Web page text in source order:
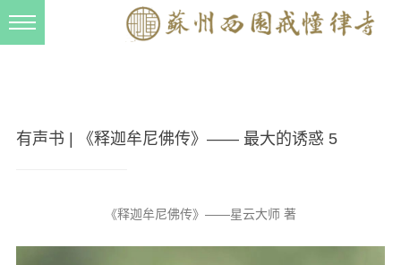
有声书 | 《释迦牟尼佛传》—— 最大的诱惑 5
《释迦牟尼佛传》——星云大师 著